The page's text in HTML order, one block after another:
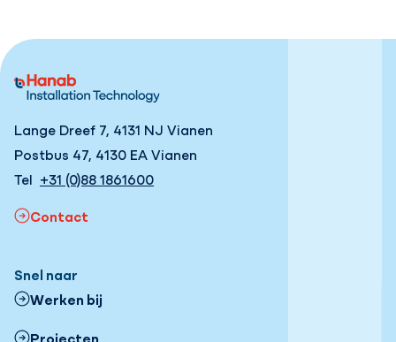
Lange Dreef 7, 4131 NJ Vianen
Postbus 47, 4130 EA Vianen
Tel +31 (0)88 1861600
Contact
Snel naar
Werken bij
Projecten